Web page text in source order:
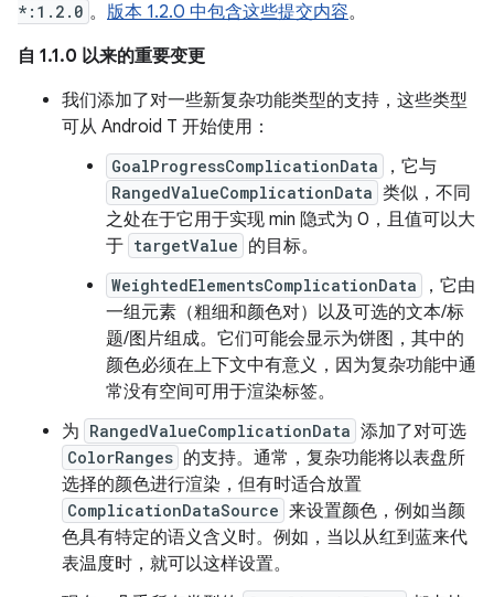
*:1.2.0 。 版本 1.2.0 中包含这些提交内容。
自 1.1.0 以来的重要变更
我们添加了对一些新复杂功能类型的支持，这些类型
可从 Android T 开始使用：
GoalProgressComplicationData ，它与
RangedValueComplicationData 类似，不同
之处在于它用于实现 min 隐式为 0，且值可以大
于 targetValue 的目标。
WeightedElementsComplicationData
，它由
一组元素（粗细和颜色对）以及可选的文本/标
题/图片组成。它们可能会显示为饼图，其中的
颜色必须在上下文中有意义，因为复杂功能中通
常没有空间可用于渲染标签。
为 RangedValueComplicationData 添加了对可选
ColorRanges 的支持。通常，复杂功能将以表盘所
选择的颜色进行渲染，但有时适合放置
ComplicationDataSource 来设置颜色，例如当颜
色具有特定的语义含义时。例如，当以从红到蓝来代
表温度时，就可以这样设置。